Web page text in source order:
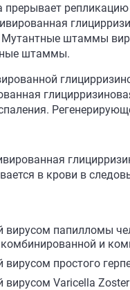
прерывает
штаммы
штаммы.
в крови в
вирусом папилломы
и
простого
вирусом Varicella